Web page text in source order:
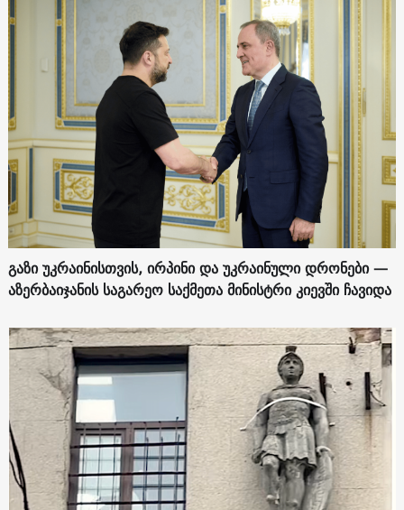
გაზი უკრაინისთვის, ირპინი და უკრაინული დრონები —
აზერბაიჯანის საგარეო საქმეთა მინისტრი კიევში ჩავიდა